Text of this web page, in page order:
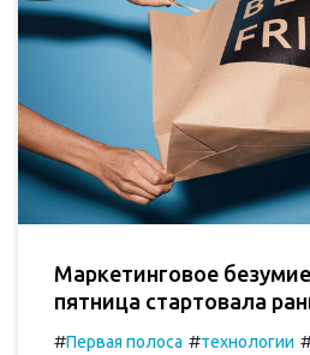
Маркетинговое
пятница стартовала
#Первая полоса #технологии